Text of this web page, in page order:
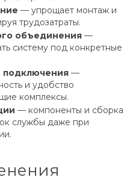
— упрощает монтаж и
трудозатраты.
объединения —
систему под конкретные
подключения —
и удобство
комплексы.
— компоненты и сборка
службы даже при